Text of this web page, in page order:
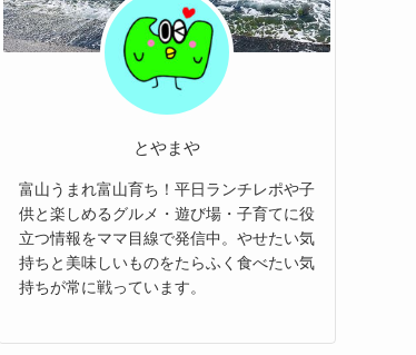
とやまや
富山うまれ富山育ち！平日ランチレポや子
供と楽しめるグルメ・遊び場・子育てに役
立つ情報をママ目線で発信中。やせたい気
持ちと美味しいものをたらふく食べたい気
持ちが常に戦っています。